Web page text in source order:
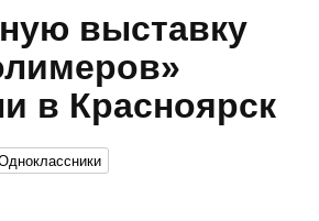
выставку
в Красноярск